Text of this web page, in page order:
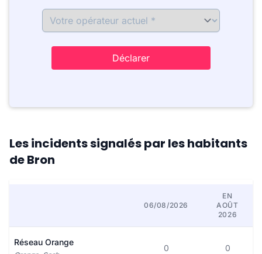
Déclarer
Les incidents signalés par les habitants
de Bron
06/08/2026
EN
AOÛT
2026
Réseau Orange
0 0